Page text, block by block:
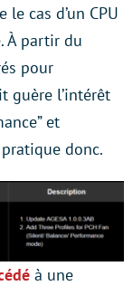
cas d’un CPU
À partir du
pour
guère l’intérêt
et
donc.
à une